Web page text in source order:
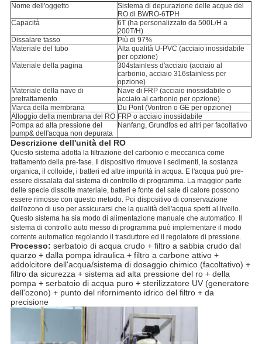
Nome dell'oggetto
Sistema di depurazione delle acque del
RO di BWRO-6TPH
Capacità
6T (ha personalizzato da 500L/H a
200T/H)
Dissalare tasso
Più di 97%
Materiale del tubo
Alta qualità U-PVC (acciaio inossidabile
per opzione)
Materiale della pagina
304stainless d'acciaio (acciaio al
carbonio, acciaio 316stainless per
opzione)
Materiale della nave di
pretrattamento
Nave di FRP (acciaio inossidabile o
acciaio al carbonio per opzione)
Marca della membrana
Du Pont (Vontron o GE per opzione)
Alloggio della membrana del RO FRP o acciaio inossidabile
Pompa ad alta pressione del
pump& dell'acqua non depurata
Nanfang, Grundfos ed altri per facoltativo
Descrizione dell'unità del RO
Questo sistema adotta la filtrazione del carbonio e meccanica come
trattamento della pre-fase. Il dispositivo rimuove i sedimenti, la sostanza
organica, il colloide, i batteri ed altre impurità in acqua. E l'acqua può pre-
essere dissalata dal sistema di controllo di programma. La maggior parte
delle specie dissolte materiale, batteri e fonte del sale di calore possono
essere rimosse con questo metodo. Poi dispositivo di conservazione
dell'ozono di uso per assicurarsi che la qualità dell'acqua spetti al livello.
Questo sistema ha sia modo di alimentazione manuale che automatico. Il
sistema di controllo auto messo di programma può implementare il modo
corrente automatico regolando il trasduttore ed il regolatore di pressione.
Processo: serbatoio di acqua crudo + filtro a sabbia crudo dal
quarzo + dalla pompa idraulica + filtro a carbone attivo +
addolcitore dell'acqua/sistema di dosaggio chimico (facoltativo) +
filtro da sicurezza + sistema ad alta pressione del ro + della
pompa + serbatoio di acqua puro + sterilizzatore UV (generatore
dell'ozono) + punto del rifornimento idrico del filtro + da
precisione